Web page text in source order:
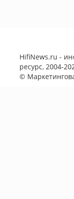
HifiNews.ru -
ресурс, 2004-
©